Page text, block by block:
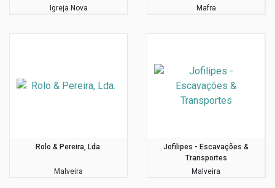
Igreja Nova
Mafra
Rolo & Pereira, Lda.
Malveira
Jofilipes - Escavações &
Transportes
Malveira